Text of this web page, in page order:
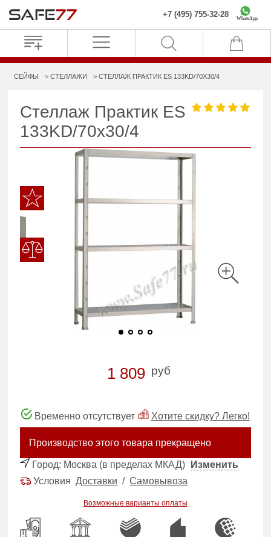
+7 (495) 755-32-28 WhatsApp
СЕЙФЫ СТЕЛЛАЖИ СТЕЛЛАЖ ПРАКТИК ES 133KD/70X30/4
Стеллаж Практик ES
133KD/70x30/4
1 809 руб
Временно отсутствует Хотите скидку? Легко!
Производство этого товара прекращено
Город: Москва (в пределах МКАД)
Изменить
УсловияДоставки /Самовывоза
Возможные варианты оплаты